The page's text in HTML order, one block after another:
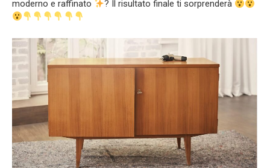
moderno e raffinato
? Il risultato finale ti sorprenderà